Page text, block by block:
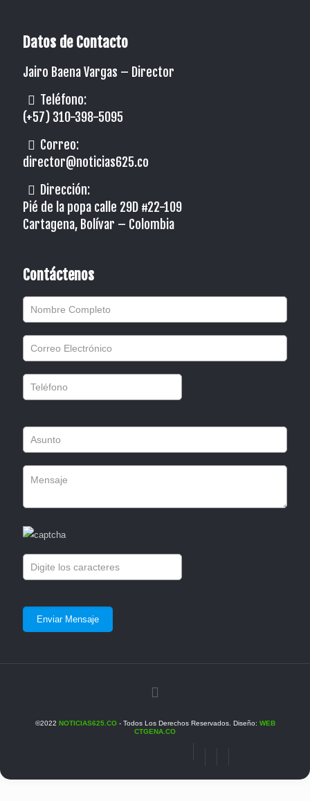
Datos de Contacto
Jairo Baena Vargas – Director
Teléfono:
(+57) 310-398-5095
Correo:
director@noticias625.co
Dirección:
Pié de la popa calle 29D #22-109
Cartagena, Bolívar – Colombia
Contáctenos
©2022 NOTICIAS625.CO- Todos Los Derechos Reservados. Diseño: WEB
CTGENA.CO